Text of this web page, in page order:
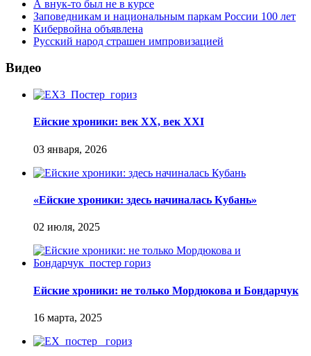
А внук-то был не в курсе
Заповедникам и национальным паркам России 100 лет
Кибервойна объявлена
Русский народ страшен импровизацией
Видео
Ейские хроники: век XX, век XXI
«Ейские хроники: здесь начиналась Кубань»
Ейские хроники: не только Мордюкова и Бондарчук